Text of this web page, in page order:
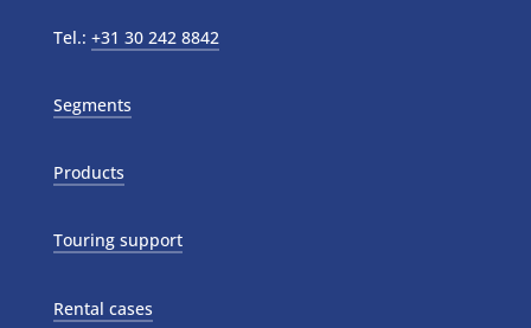
Tel.: +31 30 242 8842
Segments
Products
Touring support
Rental cases